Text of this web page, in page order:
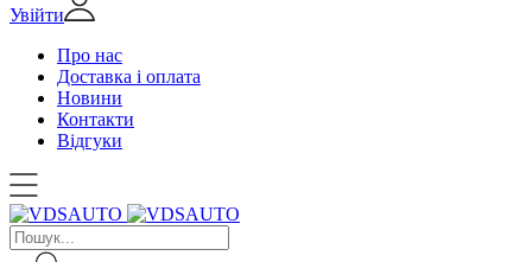
Увійти
Про нас
Доставка і оплата
Новини
Контакти
Відгуки